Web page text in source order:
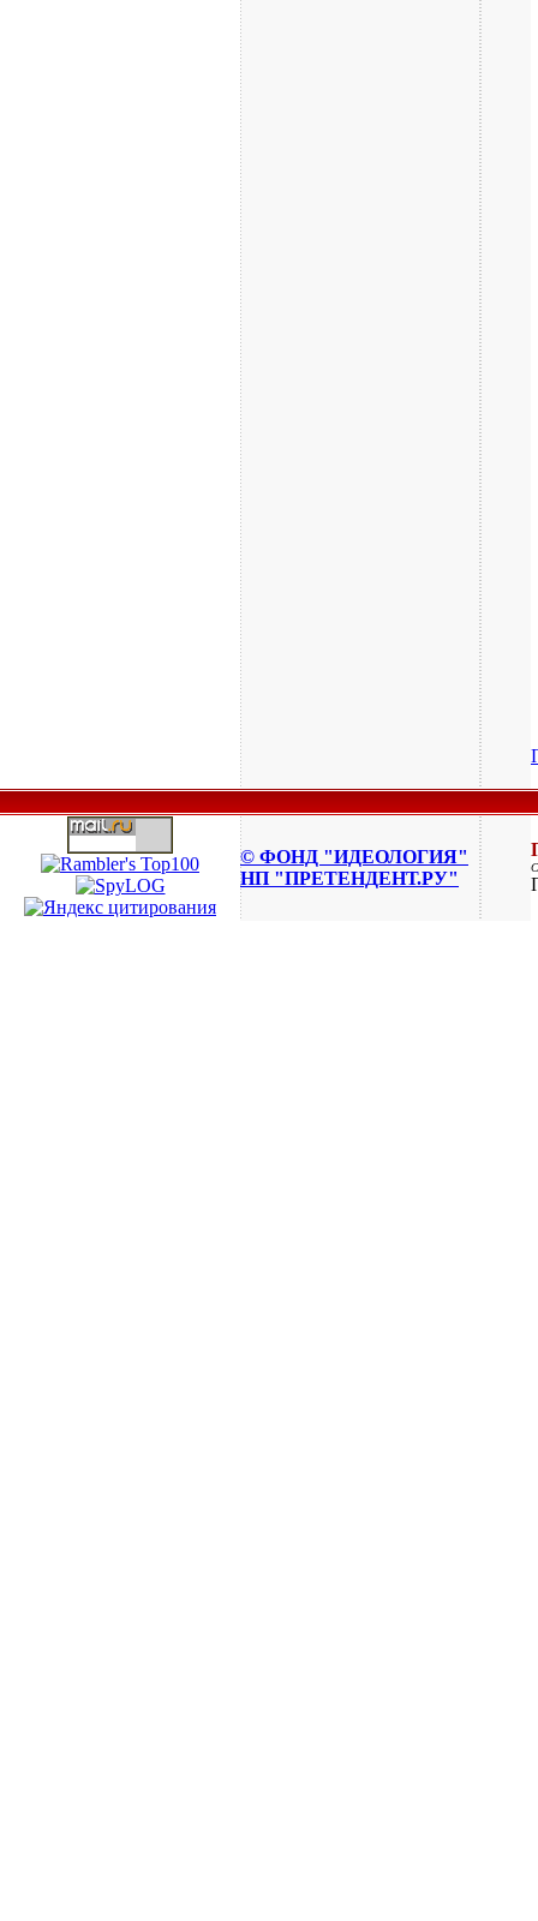
© ФОНД "ИДЕОЛОГИЯ"
НП "ПРЕТЕНДЕНТ.РУ"